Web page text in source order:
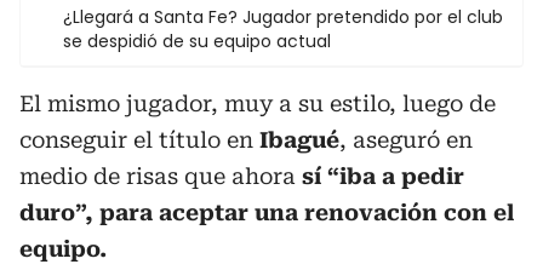
¿Llegará a Santa Fe? Jugador pretendido por el club
se despidió de su equipo actual
El mismo jugador, muy a su estilo, luego de
conseguir el título en Ibagué, aseguró en
medio de risas que ahora sí “iba a pedir
duro”, para aceptar una renovación con el
equipo.